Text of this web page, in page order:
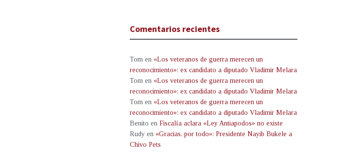
Comentarios recientes
Tom en «Los veteranos de guerra merecen un
reconocimiento»: ex candidato a diputado Vladimir Melara
Tom en «Los veteranos de guerra merecen un
reconocimiento»: ex candidato a diputado Vladimir Melara
Tom en «Los veteranos de guerra merecen un
reconocimiento»: ex candidato a diputado Vladimir Melara
Benito en Fiscalía aclara «Ley Antiapodos» no existe
Rudy en «Gracias, por todo»: Presidente Nayib Bukele a
Chivo Pets